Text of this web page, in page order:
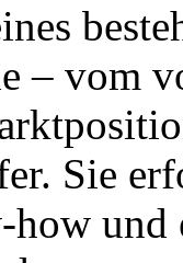
– vom
Sie
und